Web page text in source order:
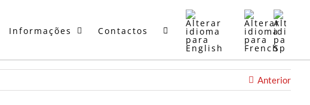
Informações Contactos
Anterior